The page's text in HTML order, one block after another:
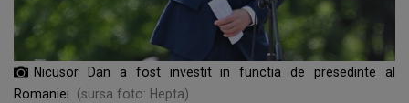
Nicusor Dan a fost investit in functia de presedinte al
Romaniei
(sursa foto: Hepta)